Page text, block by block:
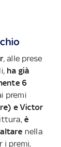
, alle prese
ha già
6
premi
e Victor
è
nella
i premi,